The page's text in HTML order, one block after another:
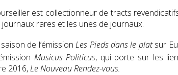
est collectionneur de tracts
rares et les unes de journaux.
de l’émissionLes Pieds dans le platsur
Musicus Politicus, qui porte sur les
2016,Le Nouveau Rendez-vous.